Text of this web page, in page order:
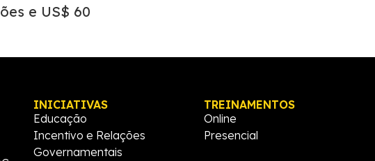
e US$ 60
INICIATIVAS
Educação
Incentivo e Relações
Governamentais
TREINAMENTOS
Online
Presencial